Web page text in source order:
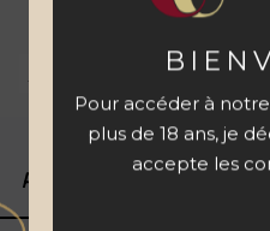
Livraison 48 à 72 h Vins
Produits associés
Pour accéder à
plus de 18 ans, je
accepte les